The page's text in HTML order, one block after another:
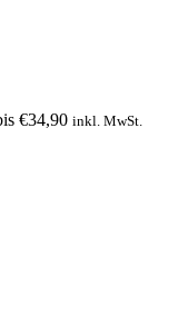
€34,90 inkl. MwSt.